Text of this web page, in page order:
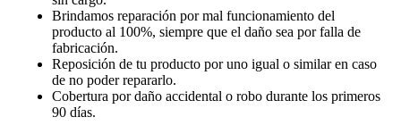
Brindamos reparación por mal funcionamiento del
producto al 100%, siempre que el daño sea por falla de
fabricación.
Reposición de tu producto por uno igual o similar en caso
de no poder repararlo.
Cobertura por daño accidental o robo durante los primeros
90 días.